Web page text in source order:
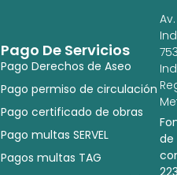
Pago De Servicios
Pago Derechos de Aseo
Pago permiso de circulación
Pago certificado de obras
Pago multas SERVEL
Pagos multas TAG
Av.
de